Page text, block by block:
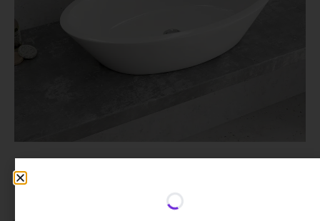
Επιπλέον πληροφορίες